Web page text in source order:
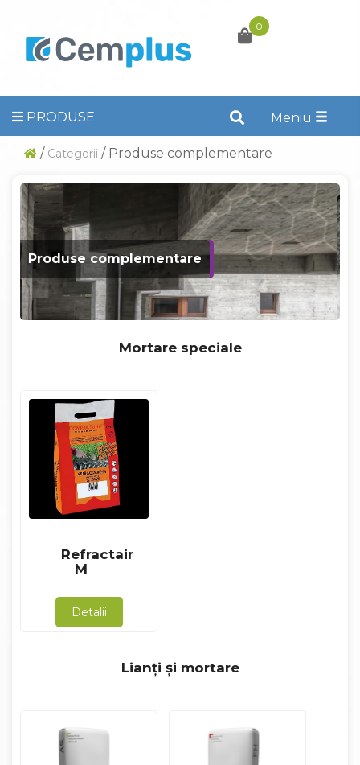
0
PRODUSE Meniu Toggle
/ Categorii / Produse complementare
Produse complementare
Mortare speciale
Refractair
M
Detalii
Lianți și mortare